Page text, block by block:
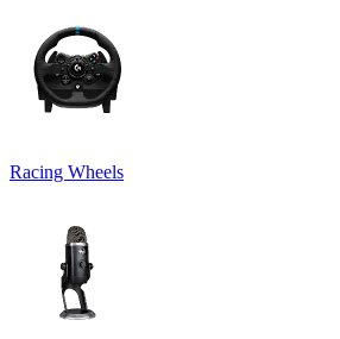
Racing Wheels